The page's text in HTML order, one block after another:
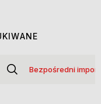
Bezpośredni